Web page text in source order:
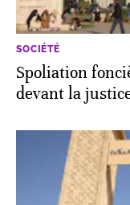
SOCIÉTÉ
Spoliation
devant la